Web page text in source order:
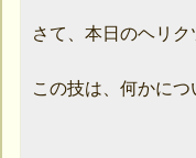
さて、本日のヘリク
この技は、何かにつ